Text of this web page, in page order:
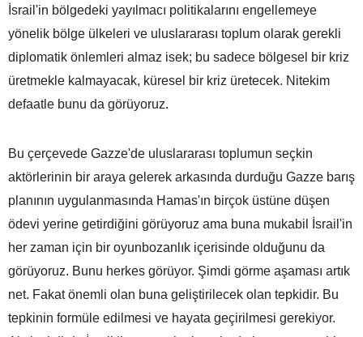
İsrail'in bölgedeki yayılmacı politikalarını engellemeye
yönelik bölge ülkeleri ve uluslararası toplum olarak gerekli
diplomatik önlemleri almaz isek; bu sadece bölgesel bir kriz
üretmekle kalmayacak, küresel bir kriz üretecek. Nitekim
defaatle bunu da görüyoruz.
Bu çerçevede Gazze'de uluslararası toplumun seçkin
aktörlerinin bir araya gelerek arkasında durduğu Gazze barış
planının uygulanmasında Hamas'ın birçok üstüne düşen
ödevi yerine getirdiğini görüyoruz ama buna mukabil İsrail'in
her zaman için bir oyunbozanlık içerisinde olduğunu da
görüyoruz. Bunu herkes görüyor. Şimdi görme aşaması artık
net. Fakat önemli olan buna geliştirilecek olan tepkidir. Bu
tepkinin formüle edilmesi ve hayata geçirilmesi gerekiyor.